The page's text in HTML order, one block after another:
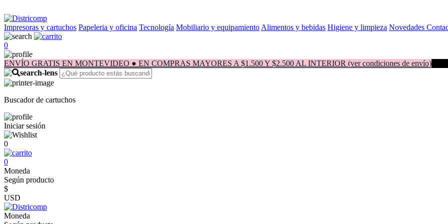
Impresoras y cartuchos Papeleria y oficina Tecnología Mobiliario y equipamiento Alimentos y bebidas Higiene y limpieza Novedades
0
ENVÍO GRATIS EN MONTEVIDEO ● EN COMPRAS MAYORES A $1.500 Y $2.500 AL INTERIOR (ver condiciones de envío)
Buscador de cartuchos
Iniciar sesión
0
0
Moneda
Según producto
$
USD
Moneda